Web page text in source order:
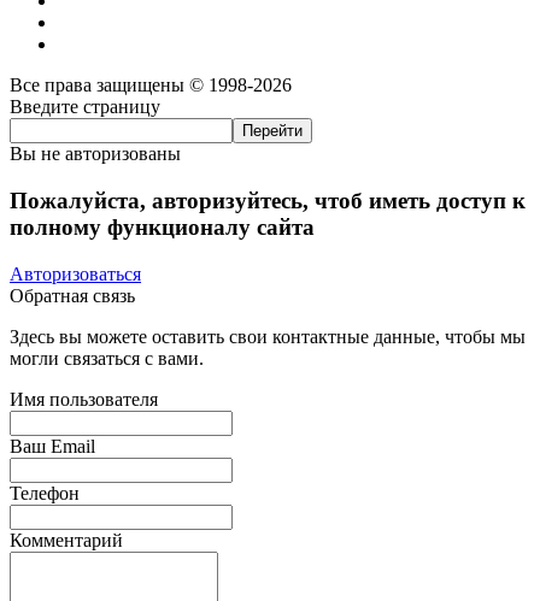
Все права защищены © 1998-2026
Введите страницу
Вы не авторизованы
Пожалуйста, авторизуйтесь, чтоб иметь доступ к
полному функционалу сайта
Авторизоваться
Обратная связь
Здесь вы можете оставить свои контактные данные, чтобы мы
могли связаться с вами.
Имя пользователя
Ваш Email
Телефон
Комментарий